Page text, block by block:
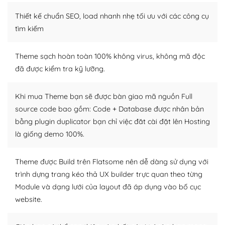
– Sở hữu một cộng đồng lớn, sẵn sàng hỗ trợ
WordPress là nơi lưu trữ cho một diễn đàn cộng đồng
khổng lồ được kiểm duyệt bởi các nhân viên và những
người cuồng tín WordPress.
Nếu bạn gặp khó khăn, bạn có thể lên mạng và tìm
kiếm những cộng đồng WordPress, họ sẽ giúp bạn trả
lời, giải đáp vấn đề của bạn.
Cộng đồng sử dụng WordPress sẵn sàng hỗ trợ bạn
– Đa dạng plugin và themes
Plugin mở rộng là thành phần cài đặt thêm vào
WordPress để tăng thêm các tính năng cần thiết. Có
Thiết kế chuẩn SEO, load nhanh nhẹ tối ưu với các công cụ
tìm kiếm
Theme sạch hoàn toàn 100% không virus, không mã độc
đã được kiểm tra kỹ lưỡng.
Khi mua Theme bạn sẽ được bàn giao mã nguồn Full
source code bao gồm: Code + Database được nhân bản
bằng plugin duplicator bạn chỉ việc đăt cài đặt lên Hosting
là giống demo 100%.
Theme được Build trên Flatsome nên dễ dàng sử dụng với
trình dựng trang kéo thả UX builder trực quan theo từng
Module và dạng lưới của layout đã áp dụng vào bố cục
website.